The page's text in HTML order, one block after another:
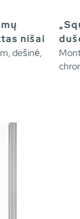
nišai
dešinė,